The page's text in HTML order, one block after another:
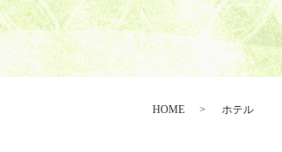
HOME ホテル